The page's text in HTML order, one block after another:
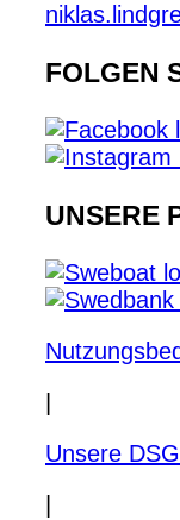
FOLGEN
UNSERE
Unsere